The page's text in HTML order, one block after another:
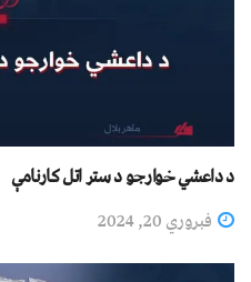
د داعشي خوارجو د ستر اتل کارنامې
فبروري 20, 2024